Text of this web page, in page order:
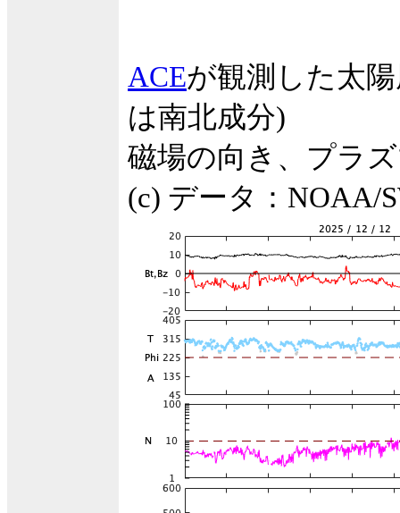
ACEが観測した太
は南北成分)
磁場の向き、プラ
(c) データ：NOAA/